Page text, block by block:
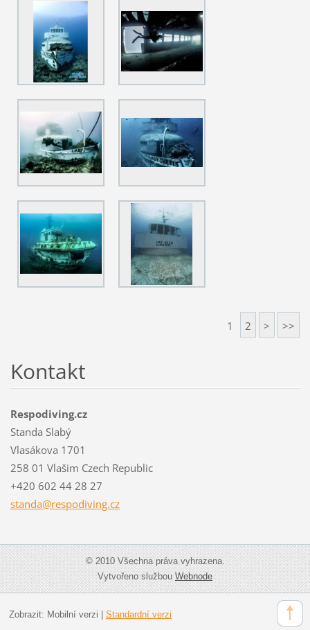
1 2 > >>
Kontakt
Respodiving.cz
Standa Slabý
Vlasákova 1701
258 01 Vlašim Czech Republic
+420 602 44 28 27
standa@respodiving.cz
© 2010 Všechna práva vyhrazena.
Vytvořeno službouWebnode
Zobrazit: Mobilní verzi Standardní verzi